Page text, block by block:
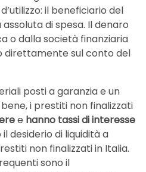
il beneficiario del
di spesa. Il denaro
o dalla società finanziaria
direttamente sul conto del
posti a garanzia e un
i prestiti non finalizzati
e hanno tassi di interesse
desiderio di liquidità a
non finalizzati in Italia.
sono il